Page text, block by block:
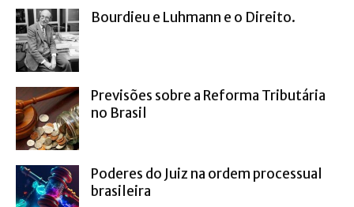
Bourdieu e Luhmann e o Direito.
Previsões sobre a Reforma Tributária
no Brasil
Poderes do Juiz na ordem processual
brasileira